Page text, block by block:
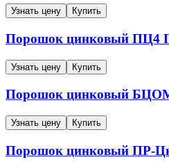
Узнать цену Купить
Порошок цинковый ПЦ4
Узнать цену Купить
Порошок цинковый
Узнать цену Купить
Порошок цинковый ПР-